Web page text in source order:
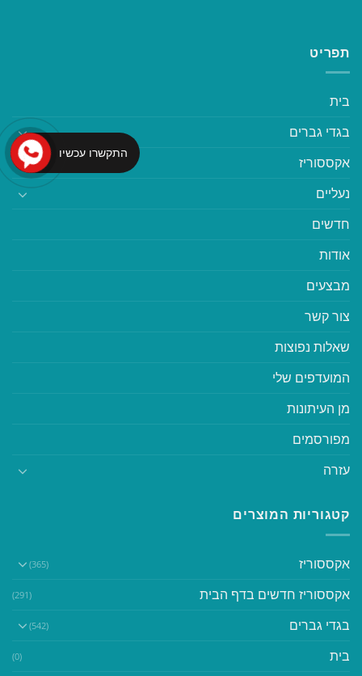
תפריט
בית
בגדי גברים
אקססוריז
נעליים
חדשים
אודות
מבצעים
צור קשר
שאלות נפוצות
המועדפים שלי
מן העיתונות
מפורסמים
עזרה
קטגוריות המוצרים
אקססוריז (365)
אקססוריז חדשים בדף הבית (291)
בגדי גברים (542)
בית (0)
התקשרו עכשיו